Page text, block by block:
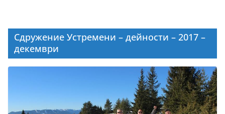
Сдружение Устремени – дейности – 2017 –
декември